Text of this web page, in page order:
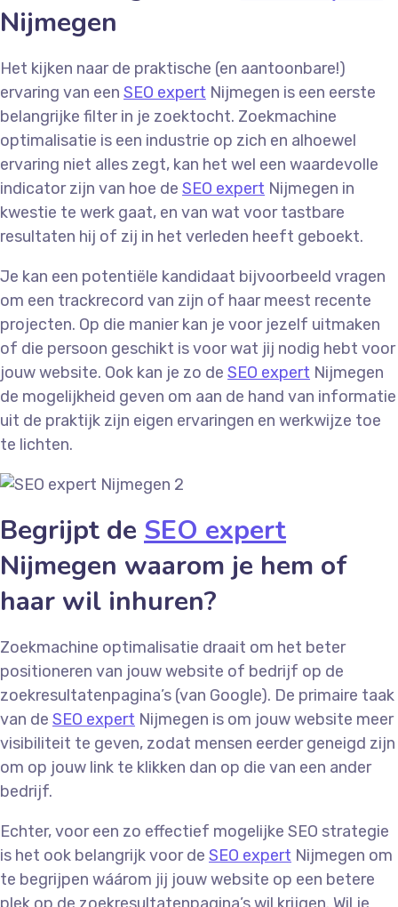
Nijmegen
Het kijken naar de praktische (en aantoonbare!)
ervaring van een SEO expert Nijmegen is een eerste
belangrijke filter in je zoektocht. Zoekmachine
optimalisatie is een industrie op zich en alhoewel
ervaring niet alles zegt, kan het wel een waardevolle
indicator zijn van hoe de SEO expert Nijmegen in
kwestie te werk gaat, en van wat voor tastbare
resultaten hij of zij in het verleden heeft geboekt.
Je kan een potentiële kandidaat bijvoorbeeld vragen
om een trackrecord van zijn of haar meest recente
projecten. Op die manier kan je voor jezelf uitmaken
of die persoon geschikt is voor wat jij nodig hebt voor
jouw website. Ook kan je zo de SEO expert Nijmegen
de mogelijkheid geven om aan de hand van informatie
uit de praktijk zijn eigen ervaringen en werkwijze toe
te lichten.
Begrijpt de SEO expert
Nijmegen waarom je hem of
haar wil inhuren?
Zoekmachine optimalisatie draait om het beter
positioneren van jouw website of bedrijf op de
zoekresultatenpagina’s (van Google). De primaire taak
van de SEO expert Nijmegen is om jouw website meer
visibiliteit te geven, zodat mensen eerder geneigd zijn
om op jouw link te klikken dan op die van een ander
bedrijf.
Echter, voor een zo effectief mogelijke SEO strategie
is het ook belangrijk voor de SEO expert Nijmegen om
te begrijpen wáárom jij jouw website op een betere